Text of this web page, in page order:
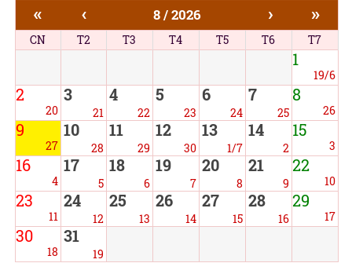
« ‹ 8 / 2026 › »
CN T2 T3 T4 T5 T6 T7
1
19/6
2
20
3
21
4
22
5
23
6
24
7
25
8
26
9
27
10
28
11
29
12
30
13
1/7
14
2
15
3
16
4
17
5
18
6
19
7
20
8
21
9
22
10
23
11
24
12
25
13
26
14
27
15
28
16
29
17
30
18
31
19